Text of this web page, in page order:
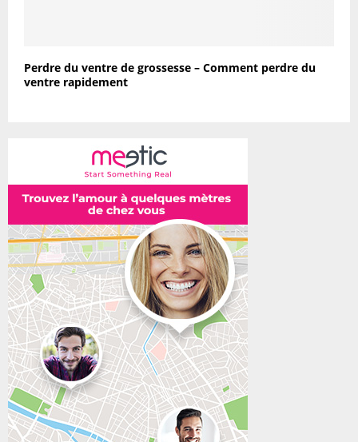
Perdre du ventre de grossesse – Comment perdre du
ventre rapidement